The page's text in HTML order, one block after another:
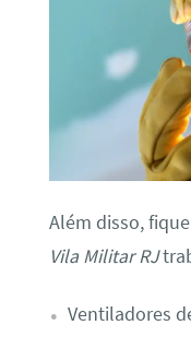
Além disso,
Vila Militar RJ
Ventiladores